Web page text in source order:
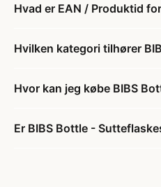
Hvad er EAN / Produktid
Hvilken kategori tilhører
Hvor kan jeg købe BIBS
Er BIBS Bottle -